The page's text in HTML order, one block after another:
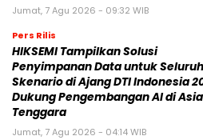
Jumat, 7 Agu 2026 - 09:32 WIB
Pers Rilis
HIKSEMI Tampilkan Solusi
Penyimpanan Data untuk Seluruh
Skenario di Ajang DTI Indonesia
Dukung Pengembangan AI di Asia
Tenggara
Jumat, 7 Agu 2026 - 04:14 WIB